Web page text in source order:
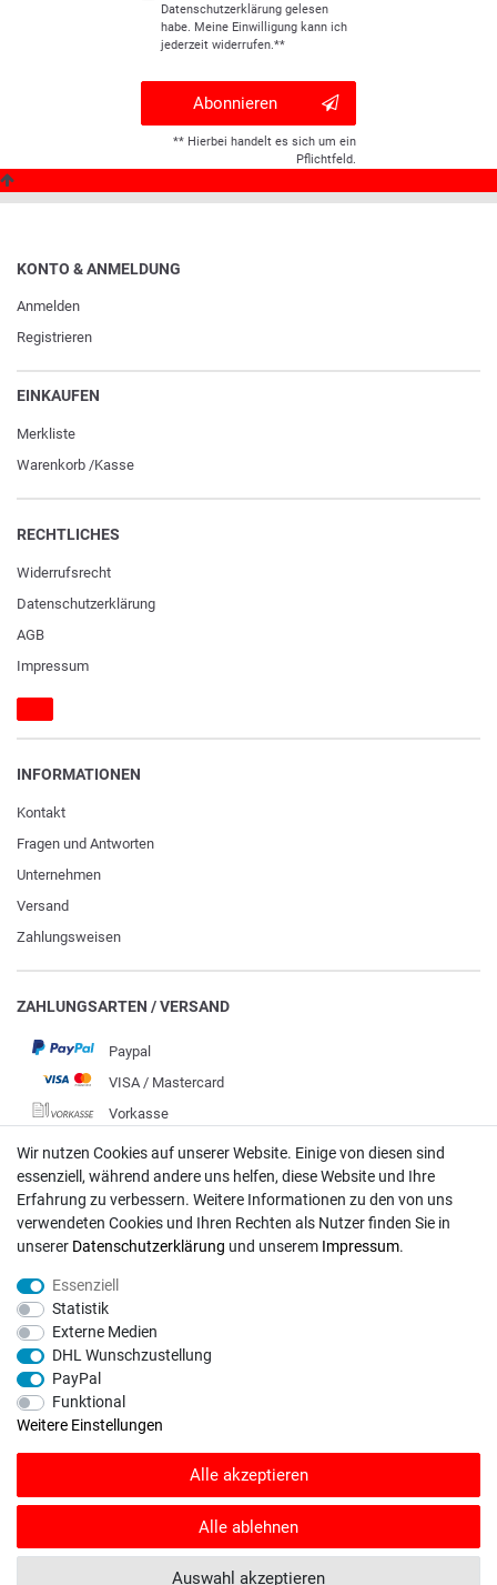
Daten­schutz­erklärunggelesen
habe. Meine Einwilligung kann ich
jederzeit widerrufen.**
Abonnieren
** Hierbei handelt es sich um ein
Pflichtfeld.
KONTO & ANMELDUNG
Anmelden
Registrieren
EINKAUFEN
Merkliste
Warenkorb /Kasse
RECHTLICHES
Widerrufs­recht
Daten­schutz­erklärung
AGB
Impressum
INFORMATIONEN
Kontakt
Fragen und Antworten
Unternehmen
Versand
Zahlungsweisen
ZAHLUNGSARTEN / VERSAND
Paypal
VISA / Mastercard
Vorkasse
DHL
Deutsche Post
Bei Fragen wenden Sie sich direkt an unser Service-Team.
info@rasentraktoren-motoren.de
MA-Versand GmbH, 53925 Kall, In der Laach 1-3
SHOPVOTE Bewertungen. SHOPVOTE setzt automatische und manuelle
© Copyright 2026 | Alle Rechte vorbehalten. - Rasentraktoren-Motoren | Realisation
Wir nutzen Cookies auf unserer Website. Einige von diesen sind
essenziell, während andere uns helfen, diese Website und Ihre
Erfahrung zu verbessern. Weitere Informationen zu den von uns
verwendeten Cookies und Ihren Rechten als Nutzer finden Sie in
unserer Daten­schutz­erklärung und unserem Impressum.
Essenziell
Statistik
Externe Medien
DHL Wunschzustellung
PayPal
Funktional
Weitere Einstellungen
Alle akzeptieren
Alle ablehnen
Auswahl akzeptieren